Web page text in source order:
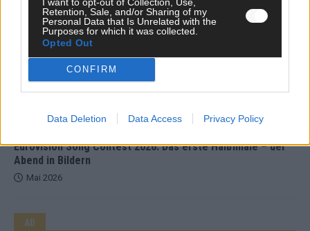
Retention, Sale, and/or Sharing of my
Personal Data that Is Unrelated with the
Purposes for which it was collected.
Opted Out
CONFIRM
Data Deletion Data Access Privacy Policy
sechs zittern, einer chancenlos!
Mai 2026
Wer zahlt, steht im Finale – ist das beim ESC wirklich fair?
Mai 2026
Eurovision Song Contest 2026: Das erste Halbfinale – der
Abend in Bildern
Mai 2026
AD